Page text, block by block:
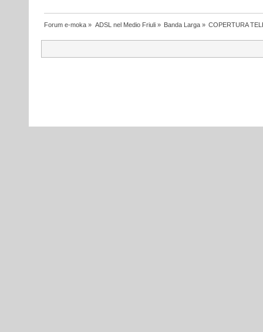
Forum e-moka » ADSL nel Medio Friuli» Banda Larga» COPERTURA